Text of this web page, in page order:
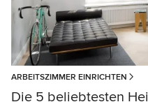
ARBEITSZIMMER EINRICHTEN
Die 5 beliebtesten